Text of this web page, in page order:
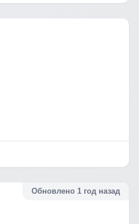
Обновлено 1 год назад